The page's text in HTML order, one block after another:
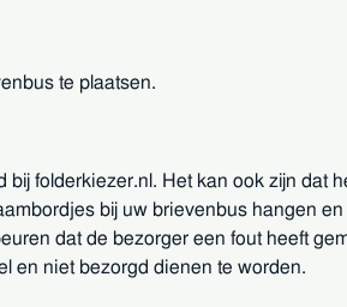
te plaatsen.
folderkiezer.nl. Het kan ook zijn dat
bij uw brievenbus hangen
dat de bezorger een fout heeft
en niet bezorgd dienen te worden.